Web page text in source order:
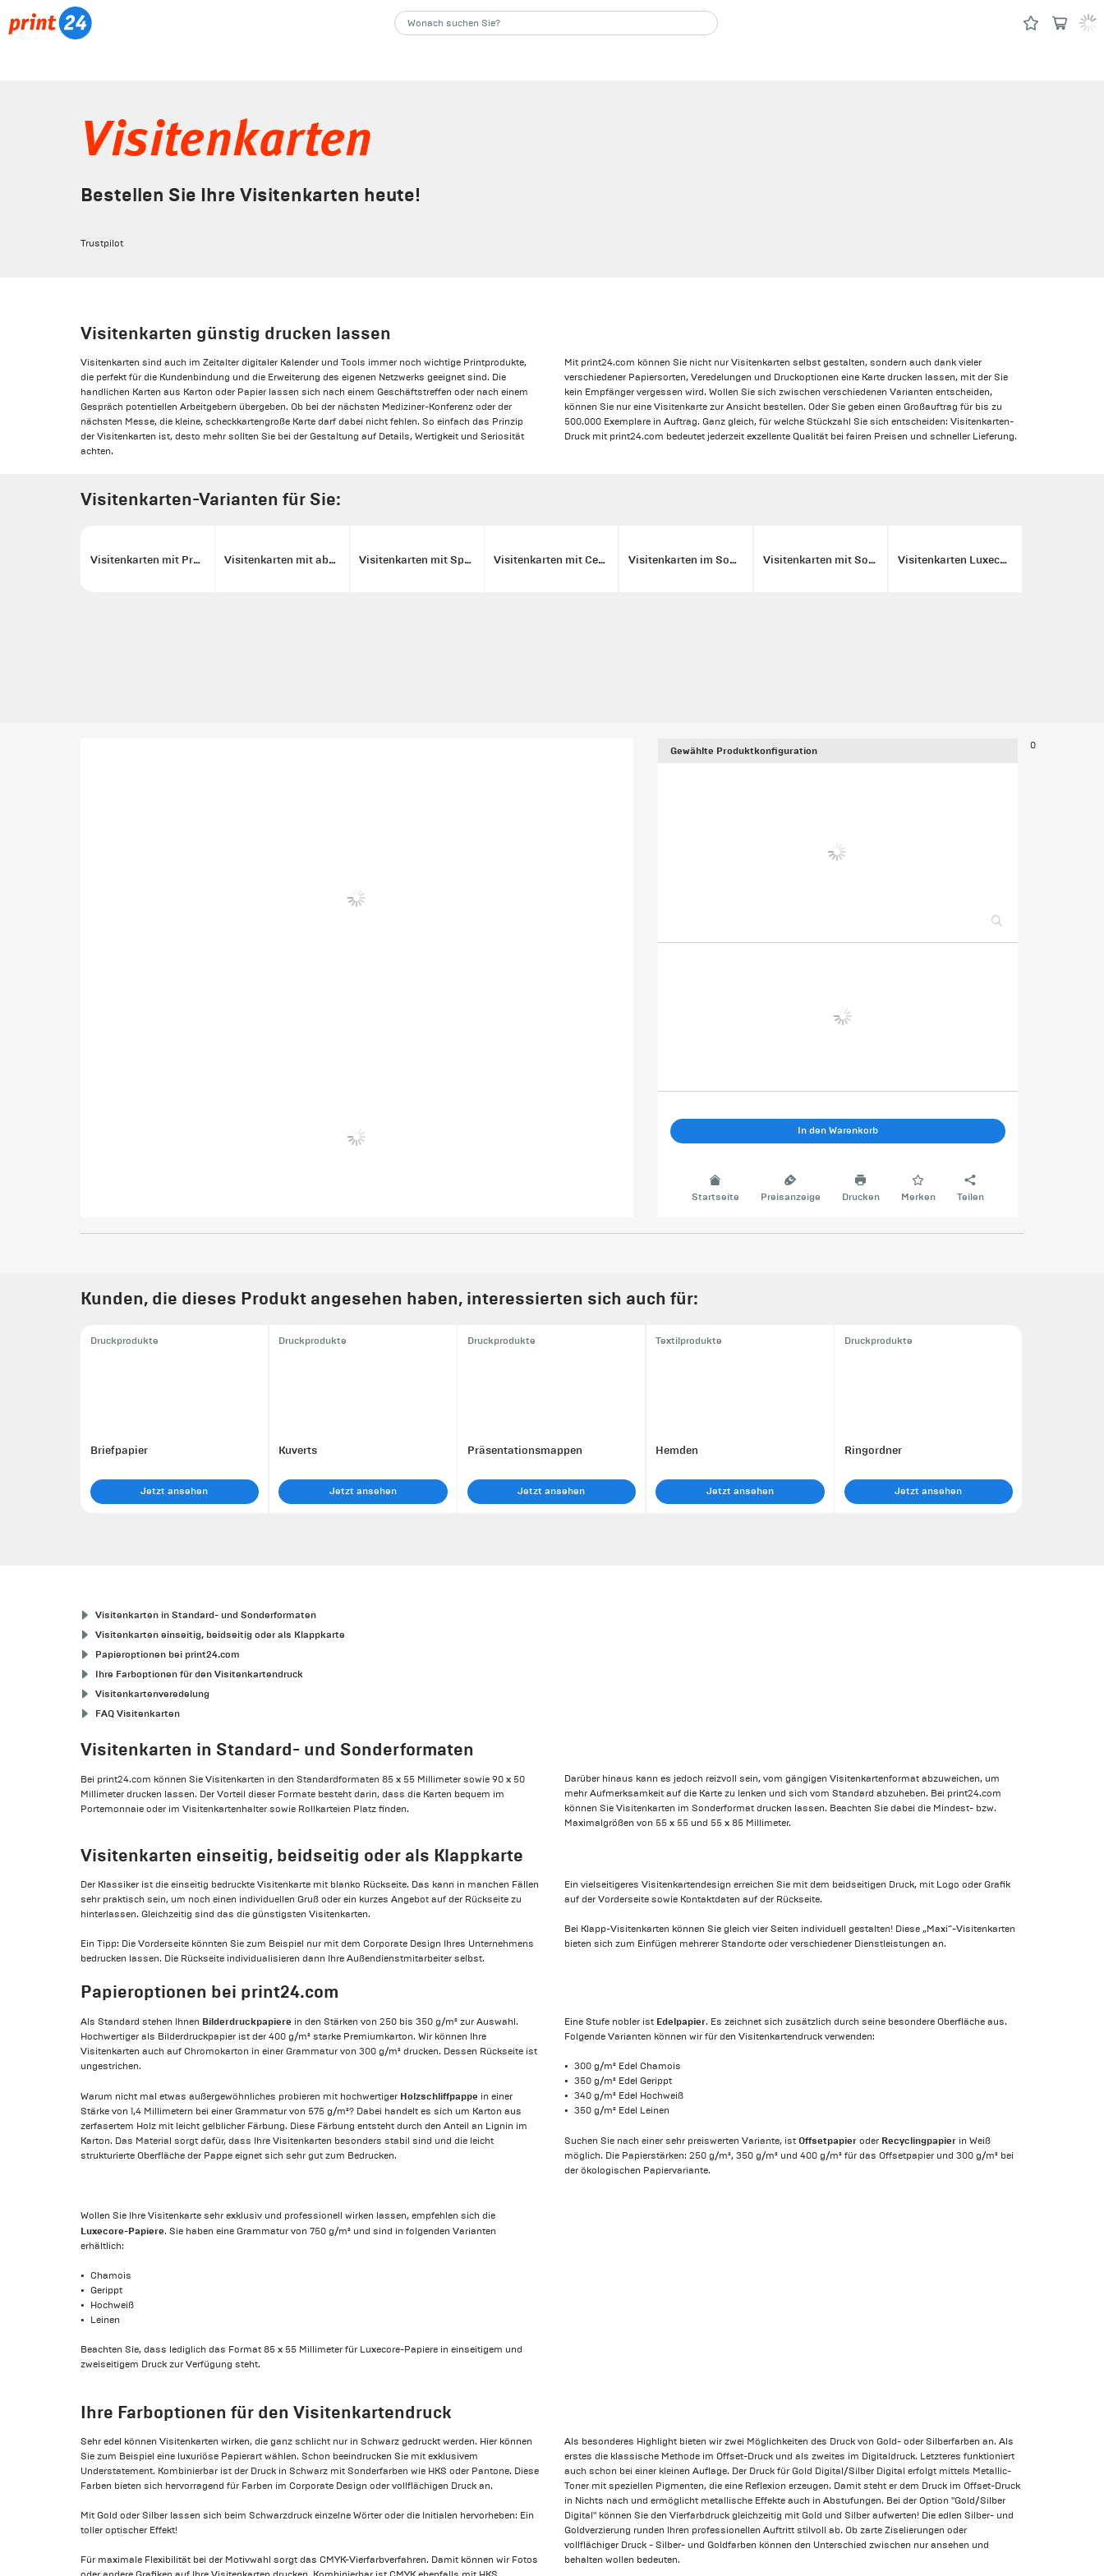
Visitenkarten
Bestellen Sie Ihre Visitenkarten heute!
Trustpilot
Visitenkarten günstig drucken lassen
Visitenkarten sind auch im Zeitalter digitaler Kalender und Tools immer noch wichtige Printprodukte,
die perfekt für die Kundenbindung und die Erweiterung des eigenen Netzwerks geeignet sind. Die
handlichen Karten aus Karton oder Papier lassen sich nach einem Geschäftstreffen oder nach einem
Gespräch potentiellen Arbeitgebern übergeben. Ob bei der nächsten Mediziner-Konferenz oder der
nächsten Messe, die kleine, scheckkartengroße Karte darf dabei nicht fehlen. So einfach das Prinzip
der Visitenkarten ist, desto mehr sollten Sie bei der Gestaltung auf Details, Wertigkeit und Seriosität
achten.
Mit print24.com können Sie nicht nur Visitenkarten selbst gestalten, sondern auch dank vieler
verschiedener Papiersorten, Veredelungen und Druckoptionen eine Karte drucken lassen, mit der Sie
kein Empfänger vergessen wird. Wollen Sie sich zwischen verschiedenen Varianten entscheiden,
können Sie nur eine Visitenkarte zur Ansicht bestellen. Oder Sie geben einen Großauftrag für bis zu
500.000 Exemplare in Auftrag. Ganz gleich, für welche Stückzahl Sie sich entscheiden: Visitenkarten-
Druck mit print24.com bedeutet jederzeit exzellente Qualität bei fairen Preisen und schneller Lieferung.
Visitenkarten-Varianten für Sie:
Visitenkarten mit Prägung Visitenkarten mit abgerundeten Ecken Visitenkarten mit Spotlack Visitenkarten mit Cellophanierung Visitenkarten im Sonderformat Visitenkarten mit Sonderfarben Visitenkarten Luxecore
Gewählte Produktkonfiguration
In den Warenkorb
Startseite Preisanzeige Drucken Merken Teilen
0
Kunden, die dieses Produkt angesehen haben, interessierten sich auch für:
Druckprodukte
Briefpapier
Jetzt ansehen
Druckprodukte
Kuverts
Jetzt ansehen
Druckprodukte
Präsentationsmappen
Jetzt ansehen
Textilprodukte
Hemden
Jetzt ansehen
Druckprodukte
Ringordner
Jetzt ansehen
Visitenkarten in Standard- und Sonderformaten
Visitenkarten einseitig, beidseitig oder als Klappkarte
Papieroptionen bei print24.com
Ihre Farboptionen für den Visitenkartendruck
Visitenkartenveredelung
FAQ Visitenkarten
Visitenkarten in Standard- und Sonderformaten
Bei print24.com können Sie Visitenkarten in den Standardformaten 85 x 55 Millimeter sowie 90 x 50
Millimeter drucken lassen. Der Vorteil dieser Formate besteht darin, dass die Karten bequem im
Portemonnaie oder im Visitenkartenhalter sowie Rollkarteien Platz finden.
Darüber hinaus kann es jedoch reizvoll sein, vom gängigen Visitenkartenformat abzuweichen, um
mehr Aufmerksamkeit auf die Karte zu lenken und sich vom Standard abzuheben. Bei print24.com
können Sie Visitenkarten im Sonderformat drucken lassen. Beachten Sie dabei die Mindest- bzw.
Maximalgrößen von 55 x 55 und 55 x 85 Millimeter.
Visitenkarten einseitig, beidseitig oder als Klappkarte
Der Klassiker ist die einseitig bedruckte Visitenkarte mit blanko Rückseite. Das kann in manchen Fällen
sehr praktisch sein, um noch einen individuellen Gruß oder ein kurzes Angebot auf der Rückseite zu
hinterlassen. Gleichzeitig sind das die günstigsten Visitenkarten.
Ein Tipp: Die Vorderseite könnten Sie zum Beispiel nur mit dem Corporate Design Ihres Unternehmens
bedrucken lassen. Die Rückseite individualisieren dann Ihre Außendienstmitarbeiter selbst.
Ein vielseitigeres Visitenkartendesign erreichen Sie mit dem beidseitigen Druck, mit Logo oder Grafik
auf der Vorderseite sowie Kontaktdaten auf der Rückseite.
Bei Klapp-Visitenkarten können Sie gleich vier Seiten individuell gestalten! Diese „Maxi“-Visitenkarten
bieten sich zum Einfügen mehrerer Standorte oder verschiedener Dienstleistungen an.
Papieroptionen bei print24.com
Als Standard stehen Ihnen Bilderdruckpapiere in den Stärken von 250 bis 350 g/m² zur Auswahl.
Hochwertiger als Bilderdruckpapier ist der 400 g/m² starke Premiumkarton. Wir können Ihre
Visitenkarten auch auf Chromokarton in einer Grammatur von 300 g/m² drucken. Dessen Rückseite ist
ungestrichen.
Warum nicht mal etwas außergewöhnliches probieren mit hochwertiger Holzschliffpappe in einer
Stärke von 1,4 Millimetern bei einer Grammatur von 575 g/m²? Dabei handelt es sich um Karton aus
zerfasertem Holz mit leicht gelblicher Färbung. Diese Färbung entsteht durch den Anteil an Lignin im
Karton. Das Material sorgt dafür, dass Ihre Visitenkarten besonders stabil sind und die leicht
strukturierte Oberfläche der Pappe eignet sich sehr gut zum Bedrucken.
Eine Stufe nobler ist Edelpapier. Es zeichnet sich zusätzlich durch seine besondere Oberfläche aus.
Folgende Varianten können wir für den Visitenkartendruck verwenden:
300 g/m² Edel Chamois
350 g/m² Edel Gerippt
340 g/m² Edel Hochweiß
350 g/m² Edel Leinen
Suchen Sie nach einer sehr preiswerten Variante, ist Offsetpapier oder Recyclingpapier in Weiß
möglich. Die Papierstärken: 250 g/m², 350 g/m² und 400 g/m² für das Offsetpapier und 300 g/m² bei
der ökologischen Papiervariante.
Wollen Sie Ihre Visitenkarte sehr exklusiv und professionell wirken lassen, empfehlen sich die
Luxecore-Papiere. Sie haben eine Grammatur von 750 g/m² und sind in folgenden Varianten
erhältlich:
Chamois
Gerippt
Hochweiß
Leinen
Beachten Sie, dass lediglich das Format 85 x 55 Millimeter für Luxecore-Papiere in einseitigem und
zweiseitigem Druck zur Verfügung steht.
Ihre Farboptionen für den Visitenkartendruck
Sehr edel können Visitenkarten wirken, die ganz schlicht nur in Schwarz gedruckt werden. Hier können
Sie zum Beispiel eine luxuriöse Papierart wählen. Schon beeindrucken Sie mit exklusivem
Understatement. Kombinierbar ist der Druck in Schwarz mit Sonderfarben wie HKS oder Pantone. Diese
Farben bieten sich hervorragend für Farben im Corporate Design oder vollflächigen Druck an.
Mit Gold oder Silber lassen sich beim Schwarzdruck einzelne Wörter oder die Initialen hervorheben: Ein
toller optischer Effekt!
Für maximale Flexibilität bei der Motivwahl sorgt das CMYK-Vierfarbverfahren. Damit können wir Fotos
Als besonderes Highlight bieten wir zwei Möglichkeiten des Druck von Gold- oder Silberfarben an. Als
erstes die klassische Methode im Offset-Druck und als zweites im Digitaldruck. Letzteres funktioniert
auch schon bei einer kleinen Auflage. Der Druck für Gold Digital/Silber Digital erfolgt mittels Metallic-
Toner mit speziellen Pigmenten, die eine Reflexion erzeugen. Damit steht er dem Druck im Offset-Druck
in Nichts nach und ermöglicht metallische Effekte auch in Abstufungen. Bei der Option "Gold/Silber
Digital" können Sie den Vierfarbdruck gleichzeitig mit Gold und Silber aufwerten! Die edlen Silber- und
Goldverzierung runden Ihren professionellen Auftritt stilvoll ab. Ob zarte Ziselierungen oder
vollflächiger Druck - Silber- und Goldfarben können den Unterschied zwischen nur ansehen und
behalten wollen bedeuten.